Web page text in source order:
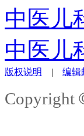
中医儿
中医儿
版权说明 | 编辑
Copyright